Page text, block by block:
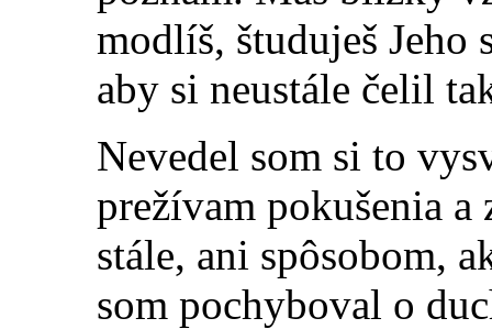
modlíš, študuješ
aby si neustále čelil
Nevedel som si to
prežívam pokušenia
stále, ani spôsobom,
som pochyboval o